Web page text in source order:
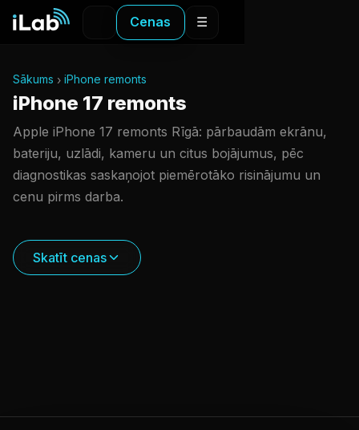
Cenas ☰
Sākums iPhone remonts
iPhone 17 remonts
Apple iPhone 17 remonts Rīgā: pārbaudām ekrānu,
bateriju, uzlādi, kameru un citus bojājumus, pēc
diagnostikas saskaņojot piemērotāko risinājumu un
cenu pirms darba.
Skatīt cenas